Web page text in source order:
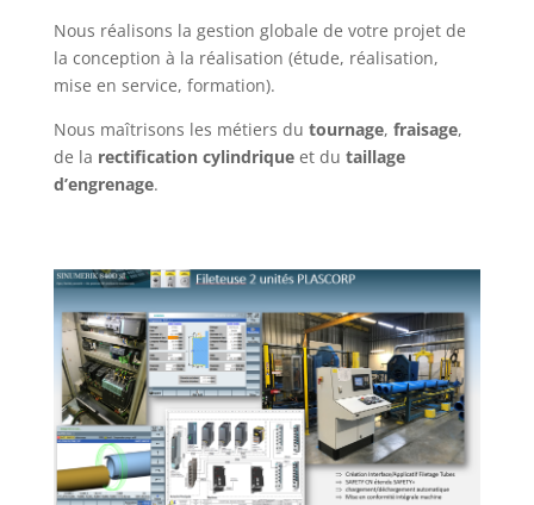
Nous réalisons la gestion globale de votre projet de
la conception à la réalisation (étude, réalisation,
mise en service, formation).
Nous maîtrisons les métiers du tournage, fraisage,
de la rectification cylindrique et du taillage
d’engrenage.